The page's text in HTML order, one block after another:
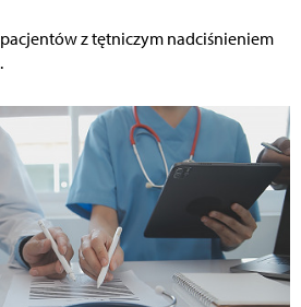
z tętniczym nadciśnieniem